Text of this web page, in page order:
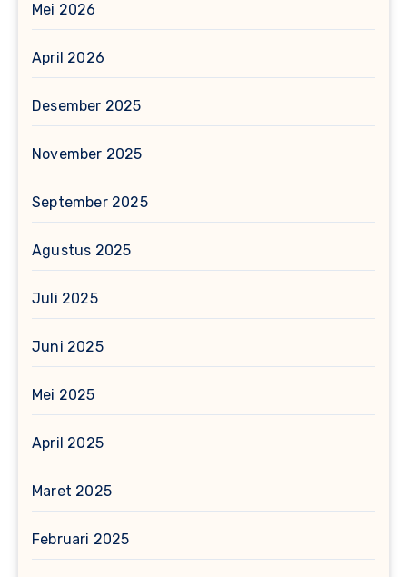
Mei 2026
April 2026
Desember 2025
November 2025
September 2025
Agustus 2025
Juli 2025
Juni 2025
Mei 2025
April 2025
Maret 2025
Februari 2025